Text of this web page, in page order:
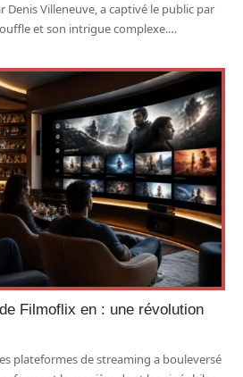
Denis Villeneuve, a captivé le public par
et son intrigue complexe.…
Filmoflix en : une révolution
plateformes de streaming a bouleversé